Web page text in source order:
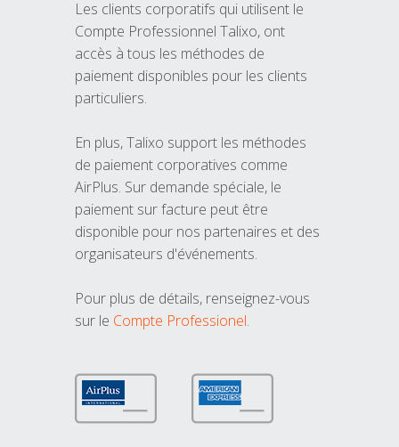
Les clients corporatifs qui utilisent le
Compte Professionnel Talixo, ont
accès à tous les méthodes de
paiement disponibles pour les clients
particuliers.
En plus, Talixo support les méthodes
de paiement corporatives comme
AirPlus. Sur demande spéciale, le
paiement sur facture peut être
disponible pour nos partenaires et des
organisateurs d'événements.
Pour plus de détails, renseignez-vous
sur le Compte Professionel.